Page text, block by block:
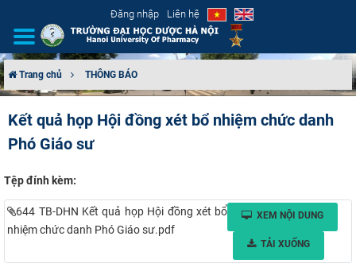
Đăng nhập Liên hệ
CƠ CẤU TỔ CHỨC
TUYỂN SINH
ĐÀO TẠO
ĐẢM BẢO CHẤT LƯỢNG
Trang chủ THÔNG BÁO
Kết quả họp Hội đồng xét bổ nhiệm chức danh
Phó Giáo sư
Tệp đính kèm:
644 TB-DHN Kết quả họp Hội đồng xét bổ
nhiệm chức danh Phó Giáo sư.pdf
XEM NỘI DUNG
TẢI XUỐNG